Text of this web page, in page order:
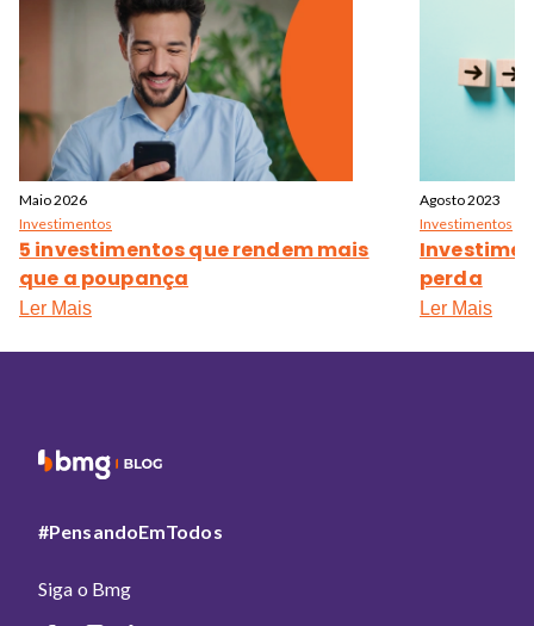
Maio 2026
Investimentos
5 investimentos que rendem mais
que a poupança
Ler Mais
Agosto 2023
Investimentos
perda
Ler Mais
#PensandoEmTodos
Siga o Bmg